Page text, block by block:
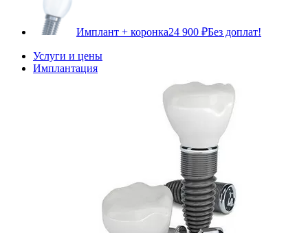
Имплант + коронка24 900 ₽Без доплат!
Услуги и цены
Имплантация